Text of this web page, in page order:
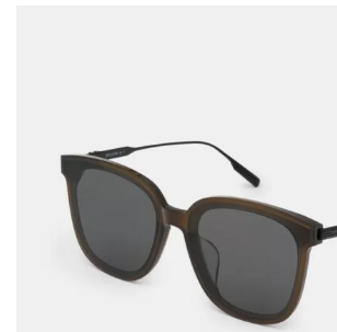
ĐĂNG KÝ NGAY ĐỂ NHẬN
ĐĂNG KÝ NGAY ĐỂ NHẬN